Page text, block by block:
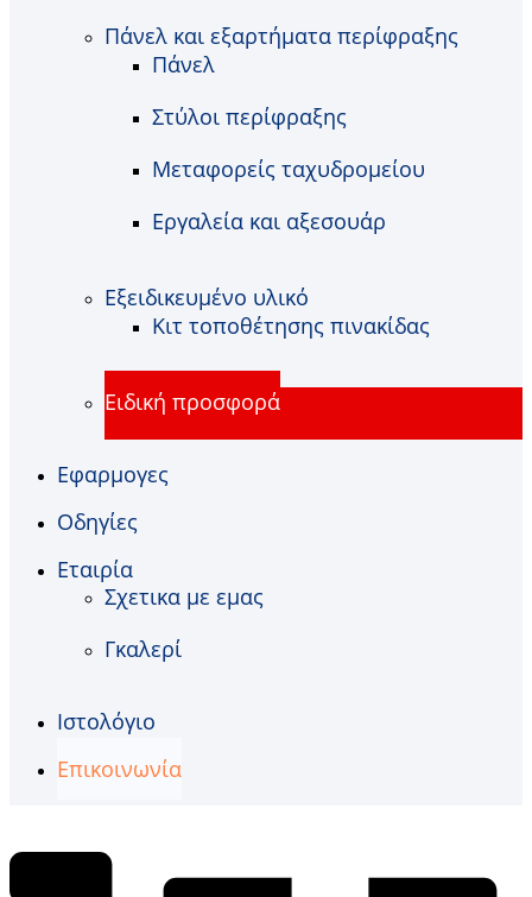
Πάνελ και εξαρτήματα περίφραξης
Πάνελ
Στύλοι περίφραξης
Μεταφορείς ταχυδρομείου
Εργαλεία και αξεσουάρ
Εξειδικευμένο υλικό
Κιτ τοποθέτησης πινακίδας
Ειδική προσφορά
Εφαρμογες
Οδηγίες
Εταιρία
Σχετικα με εμας
Γκαλερί
Ιστολόγιο
Επικοινωνία